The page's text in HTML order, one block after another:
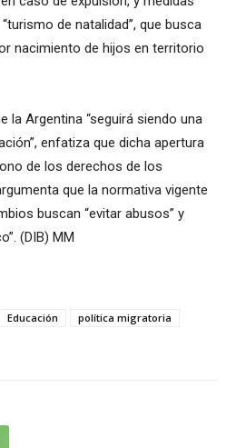
de natalidad”, que busca
nacimiento de hijos en territorio
la Argentina “seguirá siendo una
enfatiza que dicha apertura
de los derechos de los
que la normativa vigente
buscan “evitar abusos” y
(DIB) MM
Educación
política migratoria